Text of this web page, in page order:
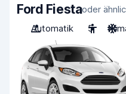
Ford Fiestaoder
Automatik
5